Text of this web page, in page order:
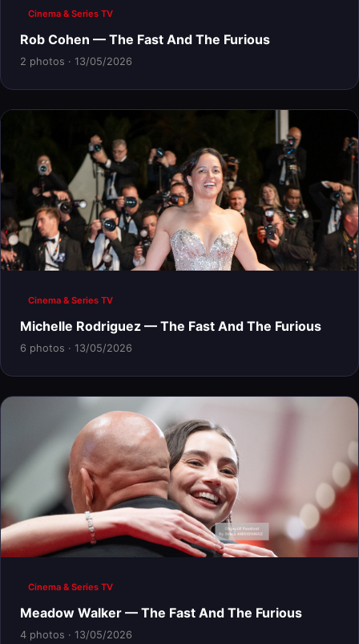
Cinema & Series TV
Rob Cohen — The Fast And The Furious
2 photos · 13/05/2026
Cinema & Series TV
Michelle Rodriguez — The Fast And The Furious
6 photos · 13/05/2026
Cinema & Series TV
Meadow Walker — The Fast And The Furious
4 photos · 13/05/2026